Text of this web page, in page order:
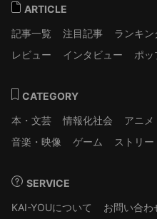
ARTICLE
記事一覧
注目記事 ランキン
レビュー
インタビュー ポッ
CATEGORY
本・文芸
情報化社会 アニメ
音楽・映像
ゲーム ストリー
SERVICE
KAI-YOUについて
お問い合わ